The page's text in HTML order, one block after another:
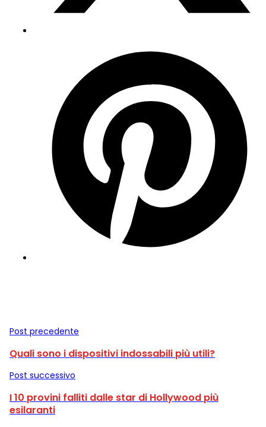
Post precedente
Quali sono i dispositivi indossabili più utili?
Post successivo
I 10 provini falliti dalle star di Hollywood più
esilaranti